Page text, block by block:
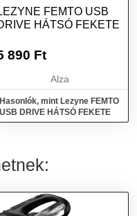
FEMTO USB
HÁTSÓ FEKETE
890 Ft
Alza
Hasonlók, mint Lezyne FEMTO
USB DRIVE HÁTSÓ FEKETE